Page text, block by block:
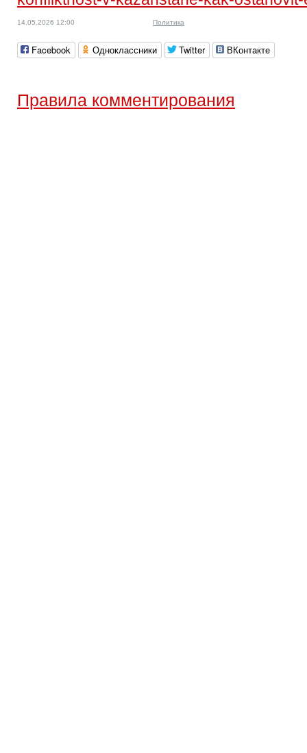
14.05.2026 12:00 Политика
Facebook Одноклассники Twitter ВКонтакте
Правила комментирования